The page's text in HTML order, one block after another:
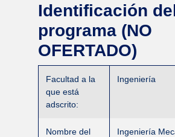
Identificación
programa (NO
OFERTADO)
Facultad a la
que está
adscrito:
Ingeniería
Nombre del
Ingeniería